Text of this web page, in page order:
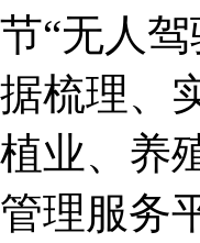
节“无人
据梳理、
植业、养
管理服务